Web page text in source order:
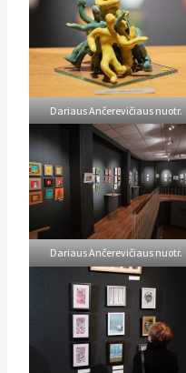
Dariaus Ančerevičiaus nuotr.
Dariaus Ančerevičiaus nuotr.